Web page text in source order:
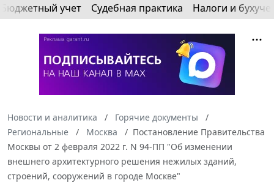
Бюджетный учет Судебная практика Налоги и
Новости и аналитика
Горячие документы
Региональные
Москва
Постановление Правительства
Москвы от 2 февраля 2022 г. N 94-ПП "Об изменении
внешнего архитектурного решения нежилых зданий,
строений, сооружений в городе Москве"